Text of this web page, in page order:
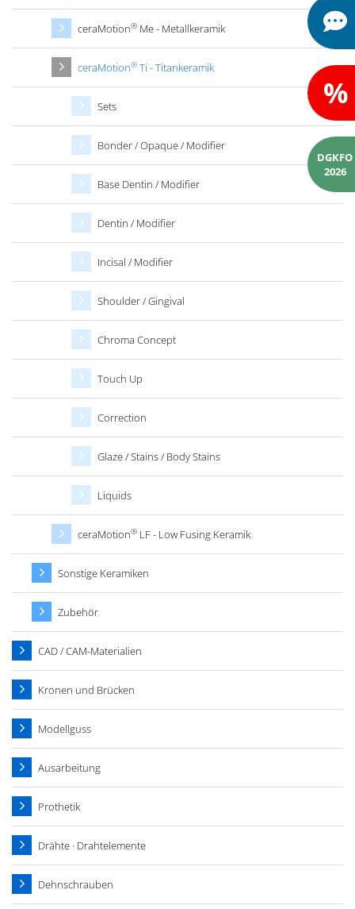
ceraMotion® Me - Metallkeramik
ceraMotion® Ti - Titankeramik
Sets
Bonder / Opaque / Modifier
Base Dentin / Modifier
Dentin / Modifier
Incisal / Modifier
Shoulder / Gingival
Chroma Concept
Touch Up
Correction
Glaze / Stains / Body Stains
Liquids
ceraMotion® LF - Low Fusing Keramik
Sonstige Keramiken
Zubehör
CAD / CAM-Materialien
Kronen und Brücken
Modellguss
Ausarbeitung
Prothetik
Drähte · Drahtelemente
Dehnschrauben
%
DGKFO
2026